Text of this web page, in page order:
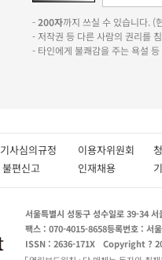
-200자까지 쓰실 수 있습니다.
- 저작권 등 다른 사람의 권리를
- 타인에게 불쾌감을 주는 욕설
기사심의규정 이용자위원회
불편신고 인재채용
서울특별시 성동구 성수일로 39-34
팩스 : 070-4015-8658등록번호 : 서
ISSN : 2636-171X
Copyright ?